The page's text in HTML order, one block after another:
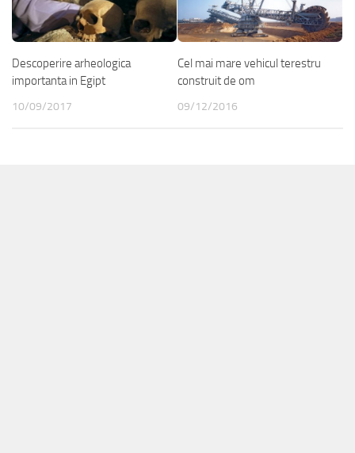
Descoperire arheologica
importanta in Egipt
10/09/2017
Cel mai mare vehicul terestru
construit de om
09/12/2016